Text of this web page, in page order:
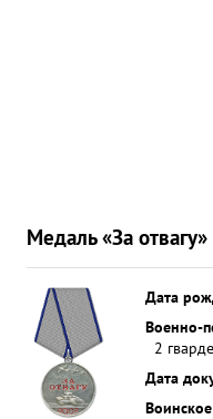
Медаль «За отвагу»
Дата
Военно-
2
Дата